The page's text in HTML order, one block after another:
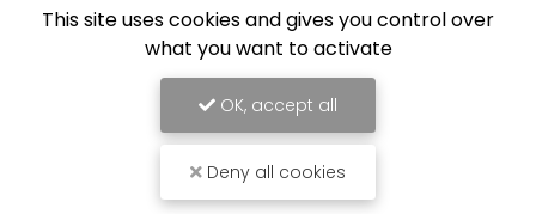
This site uses cookies and gives you control over
what you want to activate
OK, accept all
Deny all cookies